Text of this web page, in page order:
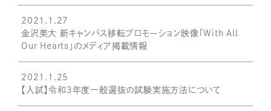
2021.1.27
金沢美大 新キャンパス移転プロモーション映像「With All
Our Hearts」のメディア掲載情報
2021.1.25
【入試】令和３年度一般選抜の試験実施方法について